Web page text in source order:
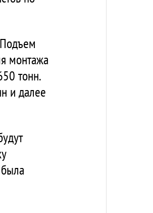
монтажа
тонн.
и далее